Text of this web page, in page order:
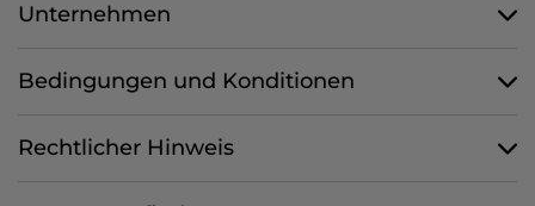
Unternehmen
Bedingungen und Konditionen
Rechtlicher Hinweis